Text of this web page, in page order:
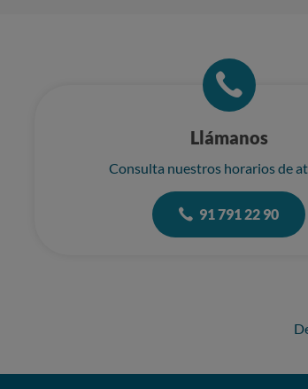
Llámanos
Consulta nuestros horarios de
91 791 22 90